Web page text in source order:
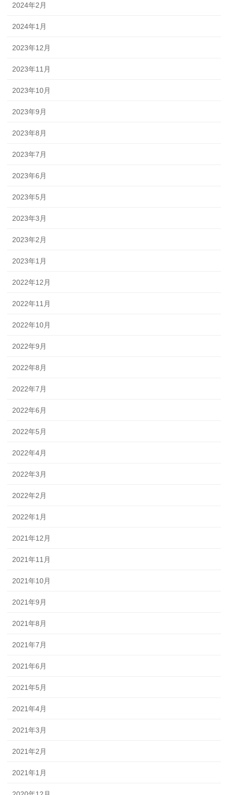
2024年2月
2024年1月
2023年12月
2023年11月
2023年10月
2023年9月
2023年8月
2023年7月
2023年6月
2023年5月
2023年3月
2023年2月
2023年1月
2022年12月
2022年11月
2022年10月
2022年9月
2022年8月
2022年7月
2022年6月
2022年5月
2022年4月
2022年3月
2022年2月
2022年1月
2021年12月
2021年11月
2021年10月
2021年9月
2021年8月
2021年7月
2021年6月
2021年5月
2021年4月
2021年3月
2021年2月
2021年1月